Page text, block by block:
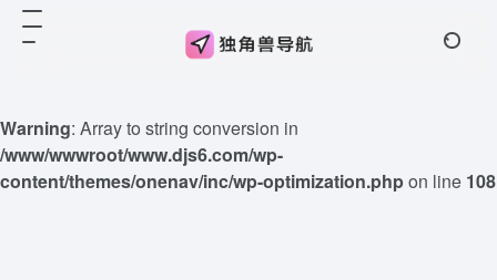
Warning: Array to string conversion in
/www/wwwroot/www.djs6.com/wp-
content/themes/onenav/inc/wp-optimization.phpon line 108